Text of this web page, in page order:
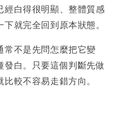
經白得很明顯、整體質感
就完全回到原本狀態。
常不是先問怎麼把它變
白。只要這個判斷先做
較不容易走錯方向。